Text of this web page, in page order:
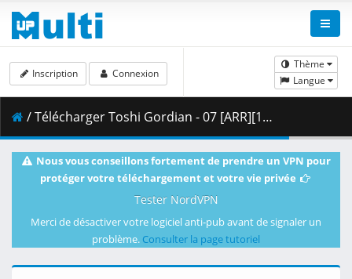
Thème
Langue
Inscription Connexion
/ Télécharger Toshi Gordian - 07 [ARR][1080p].mkv.001 ( 306.83 MB )
Nous vous conseillons fortement de prendre un VPN pour
protéger votre téléchargement et votre vie privée
Tester NordVPN
Merci de désactiver votre logiciel anti-pub avant de signaler un
problème. Consulter la page tutoriel